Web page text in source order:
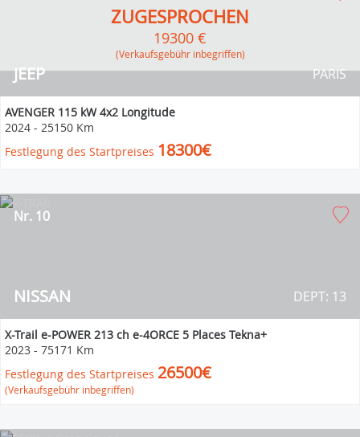
JEEP PARIS
ZUGESPROCHEN
19300 €
(Verkaufsgebühr inbegriffen)
AVENGER 115 kW 4x2 Longitude
2024 - 25150 Km
Festlegung des Startpreises 18300€
NISSAN
Nr. 10
DEPT: 13
X-Trail e-POWER 213 ch e-4ORCE 5 Places Tekna+
2023 - 75171 Km
Festlegung des Startpreises 26500€
(Verkaufsgebühr inbegriffen)